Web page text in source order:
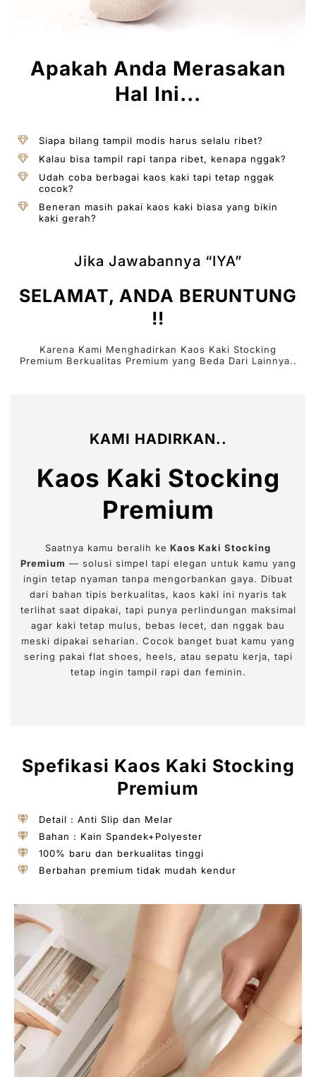
Apakah Anda Merasakan
Hal Ini...
Siapa bilang tampil modis harus selalu ribet?
Kalau bisa tampil rapi tanpa ribet, kenapa nggak?
Udah coba berbagai kaos kaki tapi tetap nggak
cocok?
Beneran masih pakai kaos kaki biasa yang bikin
kaki gerah?
Jika Jawabannya “IYA”
SELAMAT, ANDA BERUNTUNG
!!
Karena Kami Menghadirkan Kaos Kaki Stocking
Premium Berkualitas Premium yang Beda Dari Lainnya..
KAMI HADIRKAN..
Kaos Kaki Stocking
Premium
Saatnya kamu beralih ke Kaos Kaki Stocking
Premium — solusi simpel tapi elegan untuk kamu yang
ingin tetap nyaman tanpa mengorbankan gaya. Dibuat
dari bahan tipis berkualitas, kaos kaki ini nyaris tak
terlihat saat dipakai, tapi punya perlindungan maksimal
agar kaki tetap mulus, bebas lecet, dan nggak bau
meski dipakai seharian. Cocok banget buat kamu yang
sering pakai flat shoes, heels, atau sepatu kerja, tapi
tetap ingin tampil rapi dan feminin.
Spefikasi Kaos Kaki Stocking
Premium
Detail : Anti Slip dan Melar
Bahan : Kain Spandek+Polyester
100% baru dan berkualitas tinggi
Berbahan premium tidak mudah kendur